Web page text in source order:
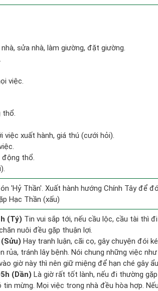
sửa nhà, làm giường, đặt giường.
việc.
thổ.
việc xuất hành, giá thú (cưới hỏi).
động thổ.
'Hỷ Thần'. Xuất hành hướng Chính Tây để
Hạc Thần (xấu)
(Tý) Tin vui sắp tới, nếu cầu lộc, cầu tài thì
nuôi đều gặp thuận lợi.
Hay tranh luận, cãi cọ, gây chuyện đói
rủa, tránh lây bệnh. Nói chung những việc
giờ này thì nên giữ miệng để hạn ché gây
(Dần) Là giờ rất tốt lành, nếu đi thường
tin mừng. Mọi việc trong nhà đều hòa hợp.